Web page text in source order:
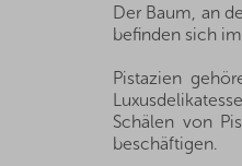
Der Baum, an
befinden sich
Pistazien
Schälen von
beschäftigen.